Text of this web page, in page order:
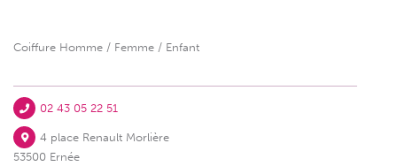
Coiffure Homme / Femme / Enfant
02 43 05 22 51
4 place Renault Morlière
53500 Ernée